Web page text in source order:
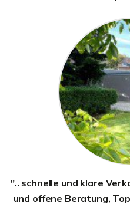
".. schnelle und klare
und offene Beratung,